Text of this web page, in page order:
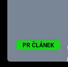
PR ČLÁNEK